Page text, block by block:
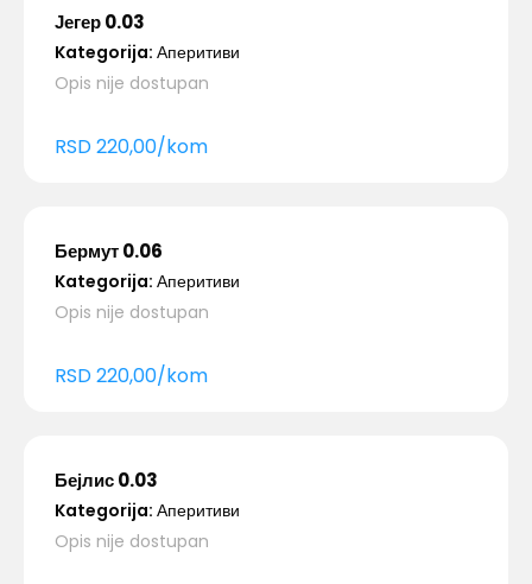
Јегер 0.03
Kategorija: Аперитиви
Opis nije dostupan
RSD220,00/kom
Бермут 0.06
Kategorija: Аперитиви
Opis nije dostupan
RSD220,00/kom
Бејлис 0.03
Kategorija: Аперитиви
Opis nije dostupan